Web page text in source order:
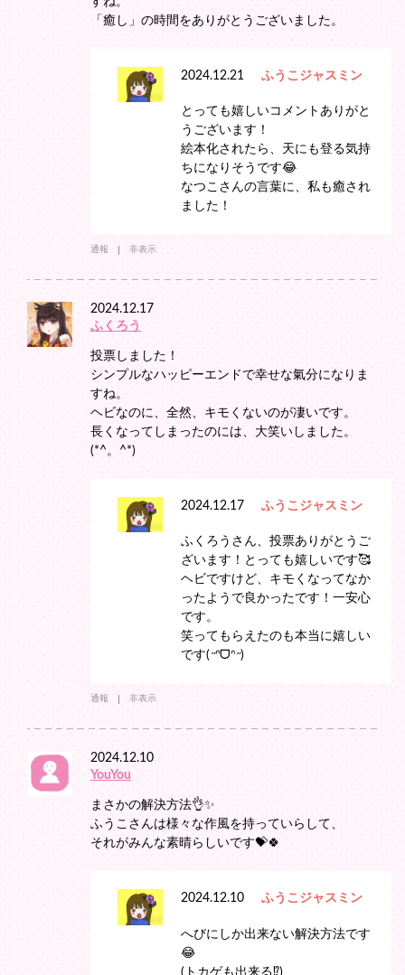
「癒し」の時間をありがとうございました。
2024.12.21 ふうこジャスミン
とっても嬉しいコメントありがと
うございます！
絵本化されたら、天にも登る気持
ちになりそうです😂
なつこさんの言葉に、私も癒され
ました！
通報 非表示
2024.12.17
ふくろう
投票しました！
シンプルなハッピーエンドで幸せな氣分になりま
すね。
ヘビなのに、全然、キモくないのが凄いです。
長くなってしまったのには、大笑いしました。
(*^。^*)
2024.12.17 ふうこジャスミン
ふくろうさん、投票ありがとうご
ざいます！とっても嬉しいです🥰
ヘビですけど、キモくなってなか
ったようで良かったです！一安心
です。
笑ってもらえたのも本当に嬉しい
です(˶ᐢᗜᐢ˶)
通報 非表示
2024.12.10
YouYou
まさかの解決方法👌✨
ふうこさんは様々な作風を持っていらして、
それがみんな素晴らしいです💝🍀
2024.12.10 ふうこジャスミン
へびにしか出来ない解決方法です
😂
(トカゲも出来る⁉️)